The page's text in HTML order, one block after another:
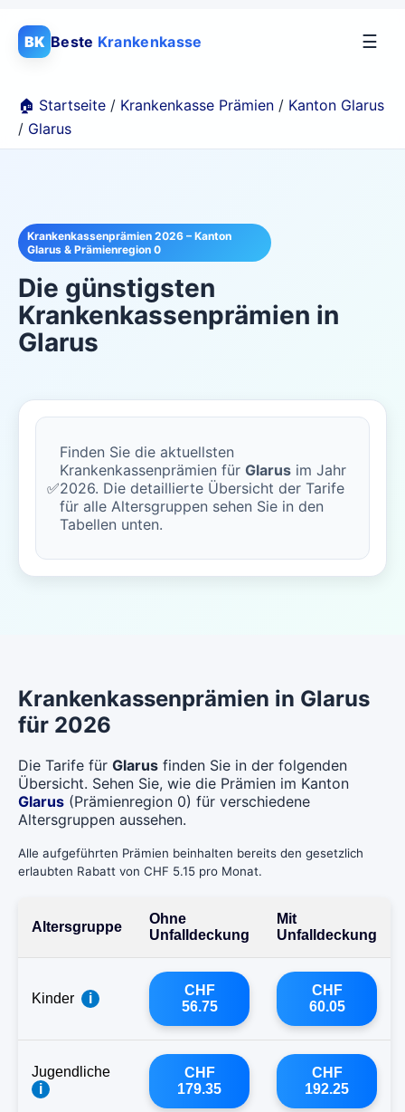
BK Beste Krankenkasse ☰
🏠 Startseite / Krankenkasse Prämien / Kanton Glarus
/ Glarus
Krankenkassenprämien 2026 – Kanton
Glarus & Prämienregion 0
Die günstigsten
Krankenkassenprämien in
Glarus
✅
Finden Sie die aktuellsten
Krankenkassenprämien für Glarus im Jahr
2026. Die detaillierte Übersicht der Tarife
für alle Altersgruppen sehen Sie in den
Tabellen unten.
Krankenkassenprämien in Glarus
für 2026
Die Tarife für Glarus finden Sie in der folgenden
Übersicht. Sehen Sie, wie die Prämien im Kanton
Glarus (Prämienregion 0) für verschiedene
Altersgruppen aussehen.
Alle aufgeführten Prämien beinhalten bereits den gesetzlich
erlaubten Rabatt von CHF 5.15 pro Monat.
Altersgruppe
Ohne
Unfalldeckung
Mit
Unfalldeckung
Kinder i
CHF
56.75
CHF
60.05
Jugendliche
i
CHF
179.35
CHF
192.25